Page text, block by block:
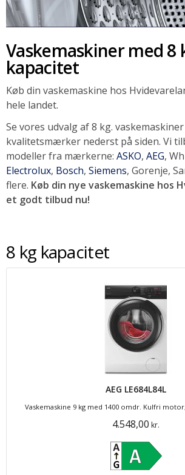
OUTLET
SOMMERUDSALG
Vaskemaskiner med 8
kapacitet
Køb din vaskemaskine hos
hele landet.
Se vores udvalg af 8 kg.
kvalitetsmærker nederst på siden. Vi
modeller fra mærkerne: ASKO, AEG,
Electrolux, Bosch, Siemens, Gorenje,
flere. Køb din nye vaskemaskine hos
et godt tilbud nu!
8 kg kapacitet
AEG LE684L84L
Vaskemaskine 9 kg med 1400 omdr. Kulfri
4.548,00 kr.